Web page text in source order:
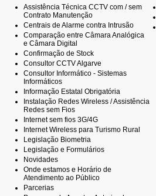
Assistência Técnica CCTV com / sem
Contrato Manutenção
Centrais de Alarme contra Intrusão
Comparação entre Câmara Analógica
e Câmara Digital
Confirmação de Stock
Consultor CCTV Algarve
Consultor Informático - Sistemas
Informáticos
Informação Estatal Obrigatória
Instalação Redes Wireless / Assistência
Redes sem Fios
Internet sem fios 3G/4G
Internet Wireless para Turismo Rural
Legislação Biometria
Legislação e Formulários
Novidades
Onde estamos e Horário de
Atendimento ao Público
Parcerias